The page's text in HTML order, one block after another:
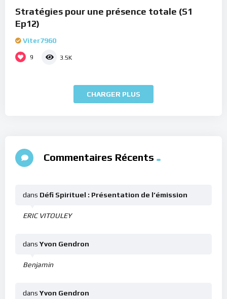
Stratégies pour une présence totale (S1
Ep12)
Viter7960
9 3.5K
CHARGER PLUS
Commentaires Récents
ERIC VITOULEY
dans Défi Spirituel : Présentation de l’émission
Benjamin
dans Yvon Gendron
dans Yvon Gendron